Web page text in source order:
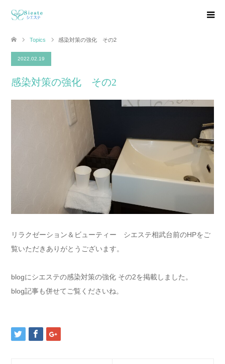
Topics 感染対策の強化 その2
2022.02.19
感染対策の強化 その2
リラクゼーション＆ビューティー シエステ相武台前のHPをご
覧いただきありがとうございます。
blogにシエステの感染対策の強化 その2を掲載しました。
blog記事も併せてご覧くださいね。